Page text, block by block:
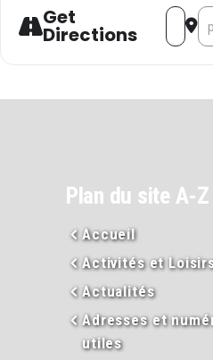
Get
Directions
Plan du site A-Z
Accueil
Activités et
Actualités
Adresses et
utiles